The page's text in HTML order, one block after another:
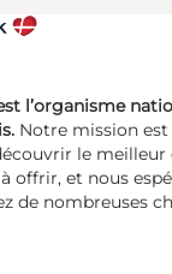
l’organisme
Notre mission est
le meilleur
offrir, et nous
de nombreuses